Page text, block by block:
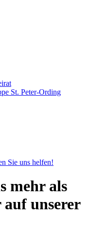
St. Peter-Ording
Sie uns helfen!
mehr als
auf unserer